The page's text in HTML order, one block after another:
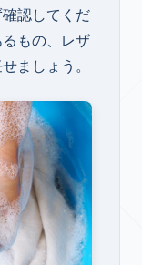
認してくだ
もの、レザ
ましょう。